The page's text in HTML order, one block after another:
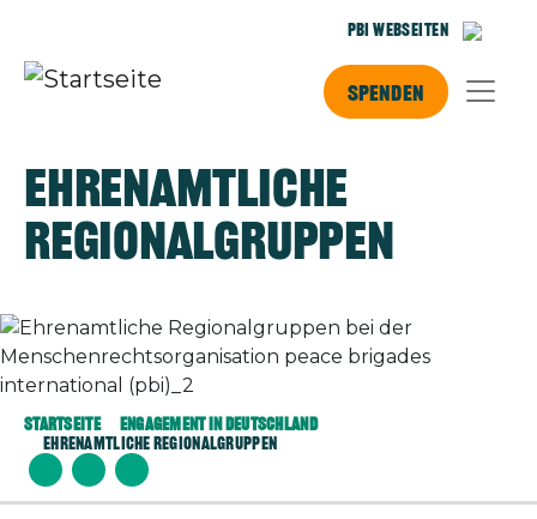
PBI Webseiten
Spenden
Ehrenamtliche
Regionalgruppen
Bild
Startseite
Engagement In Deutschland
Ehrenamtliche Regionalgruppen